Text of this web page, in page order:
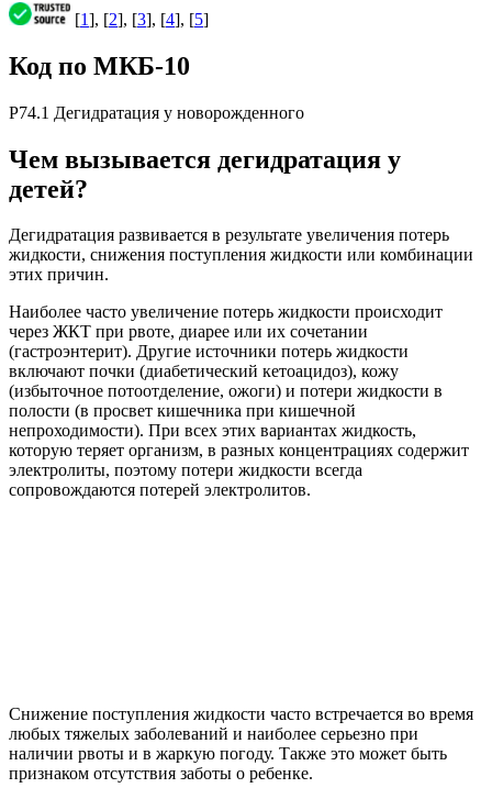
[1], [2], [3], [4], [5]
Код по МКБ-10
P74.1 Дегидратация у новорожденного
Чем вызывается дегидратация у
детей?
Дегидратация развивается в результате увеличения потерь
жидкости, снижения поступления жидкости или комбинации
этих причин.
Наиболее часто увеличение потерь жидкости происходит
через ЖКТ при рвоте, диарее или их сочетании
(гастроэнтерит). Другие источники потерь жидкости
включают почки (диабетический кетоацидоз), кожу
(избыточное потоотделение, ожоги) и потери жидкости в
полости (в просвет кишечника при кишечной
непроходимости). При всех этих вариантах жидкость,
которую теряет организм, в разных концентрациях содержит
электролиты, поэтому потери жидкости всегда
сопровождаются потерей электролитов.
Снижение поступления жидкости часто встречается во время
любых тяжелых заболеваний и наиболее серьезно при
наличии рвоты и в жаркую погоду. Также это может быть
признаком отсутствия заботы о ребенке.